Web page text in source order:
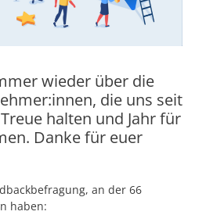
wieder über die
die uns seit
halten und Jahr für
Danke für euer
an der 66
haben: